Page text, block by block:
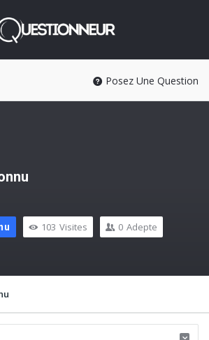
Posez Une Question
103 Visites 0 Adepte